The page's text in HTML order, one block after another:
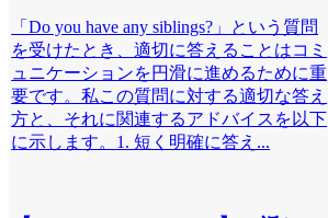
「Do you have any siblings?」という質問
を受けたとき、適切に答えることはコミ
ュニケーションを円滑に進めるために重
要です。私この質問に対する適切な答え
方と、それに関連するアドバイスを以下
に示します。1. 短く明確に答え...